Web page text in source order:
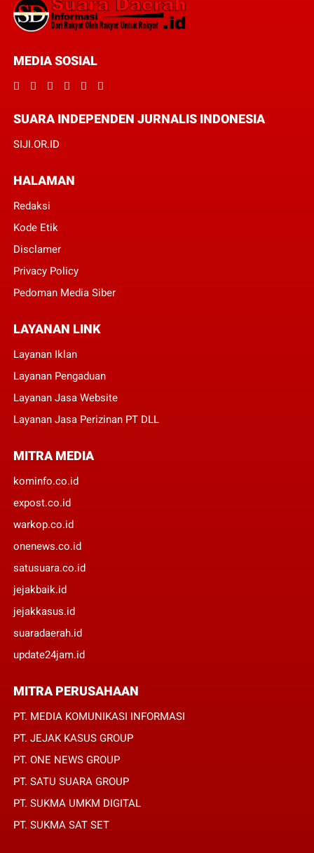
MEDIA SOSIAL
SUARA INDEPENDEN JURNALIS INDONESIA
SIJI.OR.ID
HALAMAN
Redaksi
Kode Etik
Disclamer
Privacy Policy
Pedoman Media Siber
LAYANAN LINK
Layanan Iklan
Layanan Pengaduan
Layanan Jasa Website
Layanan Jasa Perizinan PT DLL
MITRA MEDIA
kominfo.co.id
expost.co.id
warkop.co.id
onenews.co.id
satusuara.co.id
jejakbaik.id
jejakkasus.id
suaradaerah.id
update24jam.id
MITRA PERUSAHAAN
PT. MEDIA KOMUNIKASI INFORMASI
PT. JEJAK KASUS GROUP
PT. ONE NEWS GROUP
PT. SATU SUARA GROUP
PT. SUKMA UMKM DIGITAL
PT. SUKMA SAT SET